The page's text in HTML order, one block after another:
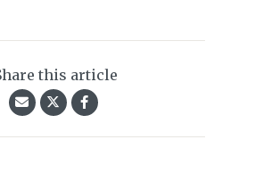
this article